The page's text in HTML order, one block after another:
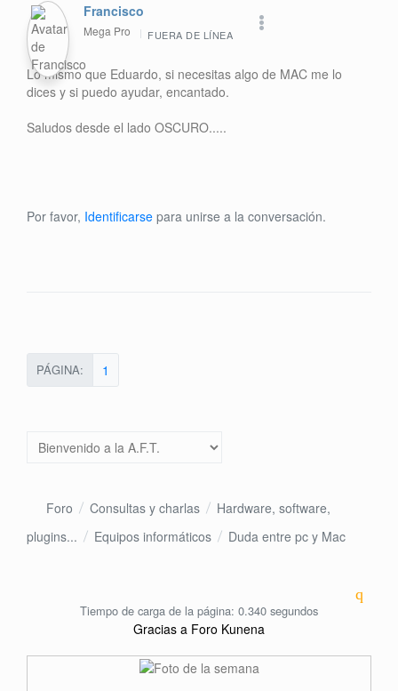
Francisco
Mega Pro FUERA DE LÍNEA
Lo mismo que Eduardo, si necesitas algo de MAC me lo
dices y si puedo ayudar, encantado.
Saludos desde el lado OSCURO.....
Por favor, Identificarse para unirse a la conversación.
PÁGINA: 1
Foro Consultas y charlas
Hardware, software,
plugins...
Equipos informáticos Duda entre pc y Mac
Tiempo de carga de la página: 0.340 segundos
Gracias a Foro Kunena